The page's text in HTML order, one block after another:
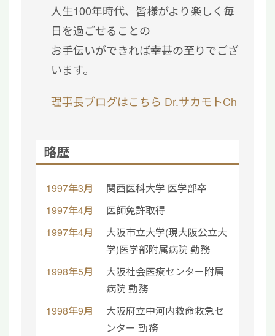
人生100年時代、皆様がより楽しく毎
日を過ごせることの
お手伝いができれば幸甚の至りでござ
います。
理事長ブログはこちら Dr.サカモトCh
略歴
1997年3月
関西医科大学 医学部卒
1997年4月
医師免許取得
1997年4月
大阪市立大学(現大阪公立大
学)医学部附属病院 勤務
1998年5月
大阪社会医療センター附属
病院 勤務
1998年9月
大阪府立中河内救命救急セ
ンター 勤務